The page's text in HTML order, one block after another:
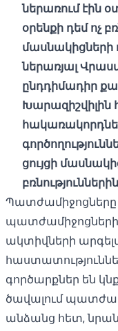
ներառում էին
օրենքի դեմ ոչ
մասնակիցների
ներառյալ
ընդդիմադիր
ցույցի
Պատժամիջոցները
ակտիվների
գործարքներ են
ծավալում
անձանց հետ,